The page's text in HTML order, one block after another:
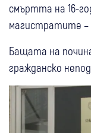
смъртта на 16-
магистратите –
Бащата на
гражданско